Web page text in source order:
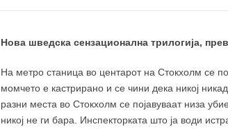
Нова шведска сензационална трилогија,
На метро станица во центарот на Стокхолм се
момчето е кастрирано и се чини дека никој
разни места во Стокхолм се појавуваат низа
никој не ги бара. Инспекторката што ја води